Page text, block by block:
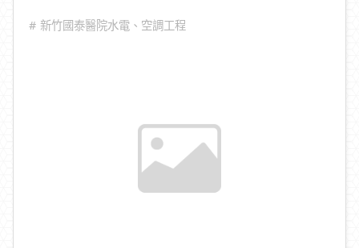
# 新竹國泰醫院水電、空調工程